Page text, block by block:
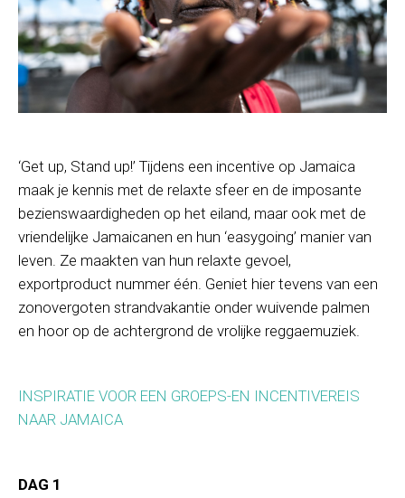
‘Get up, Stand up!’ Tijdens een incentive op Jamaica
maak je kennis met de relaxte sfeer en de imposante
bezienswaardigheden op het eiland, maar ook met de
vriendelijke Jamaicanen en hun ‘easygoing’ manier van
leven. Ze maakten van hun relaxte gevoel,
exportproduct nummer één. Geniet hier tevens van een
zonovergoten strandvakantie onder wuivende palmen
en hoor op de achtergrond de vrolijke reggaemuziek.
INSPIRATIE VOOR EEN GROEPS-EN INCENTIVEREIS
NAAR JAMAICA
DAG 1